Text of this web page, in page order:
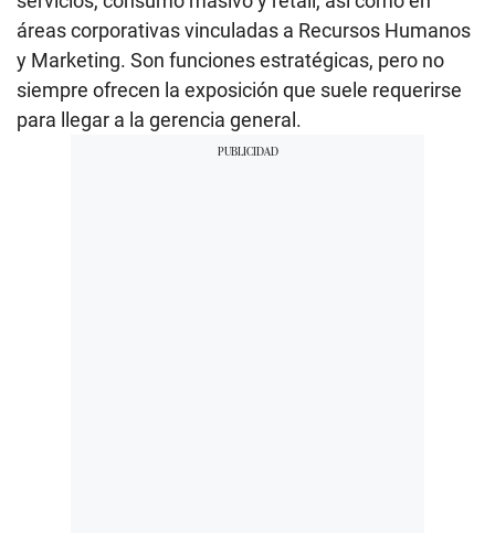
áreas corporativas vinculadas a Recursos Humanos
y Marketing. Son funciones estratégicas, pero no
siempre ofrecen la exposición que suele requerirse
para llegar a la gerencia general.